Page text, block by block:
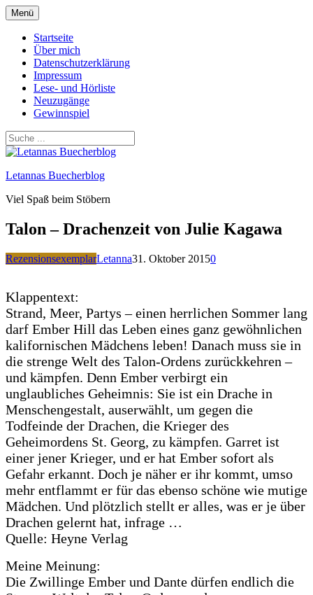
Zum
Inhalt
springen
Menü
Startseite
Über mich
Datenschutzerklärung
Impressum
Lese- und Hörliste
Neuzugänge
Gewinnspiel
Letannas Buecherblog
Viel Spaß beim Stöbern
Talon – Drachenzeit von Julie Kagawa
RezensionsexemplarLetanna31. Oktober 20150
Klappentext:
Strand, Meer, Partys – einen herrlichen Sommer lang
darf Ember Hill das Leben eines ganz gewöhnlichen
kalifornischen Mädchens leben! Danach muss sie in
die strenge Welt des Talon-Ordens zurückkehren –
und kämpfen. Denn Ember verbirgt ein
unglaubliches Geheimnis: Sie ist ein Drache in
Menschengestalt, auserwählt, um gegen die
Todfeinde der Drachen, die Krieger des
Geheimordens St. Georg, zu kämpfen. Garret ist
einer jener Krieger, und er hat Ember sofort als
Gefahr erkannt. Doch je näher er ihr kommt, umso
mehr entflammt er für das ebenso schöne wie mutige
Mädchen. Und plötzlich stellt er alles, was er je über
Drachen gelernt hat, infrage …
Quelle: Heyne Verlag
Meine Meinung:
Die Zwillinge Ember und Dante dürfen endlich die